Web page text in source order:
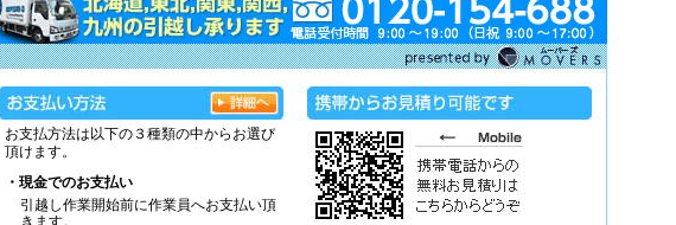
お支払方法は以下の３種類の中からお選び
頂けます。
・現金でのお支払い
引越し作業開始前に作業員へお支払い頂
きます。